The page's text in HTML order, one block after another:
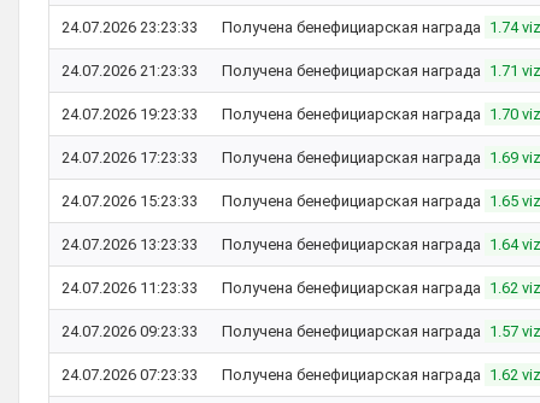
24.07.2026 23:23:33 Получена бенефициарская награда 1.74 viz
24.07.2026 21:23:33 Получена бенефициарская награда 1.71 viz
24.07.2026 19:23:33 Получена бенефициарская награда 1.70 viz
24.07.2026 17:23:33 Получена бенефициарская награда 1.69 viz
24.07.2026 15:23:33 Получена бенефициарская награда 1.65 viz
24.07.2026 13:23:33 Получена бенефициарская награда 1.64 viz
24.07.2026 11:23:33 Получена бенефициарская награда 1.62 viz
24.07.2026 09:23:33 Получена бенефициарская награда 1.57 viz
24.07.2026 07:23:33 Получена бенефициарская награда 1.62 viz